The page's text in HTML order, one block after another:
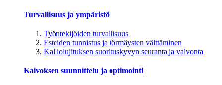
Turvallisuus ja ympäristö
Työntekijöiden turvallisuus
Esteiden tunnistus ja törmäysten välttäminen
Kalliolujituksen suorituskyvyn seuranta ja valvonta
Kaivoksen suunnittelu ja optimointi